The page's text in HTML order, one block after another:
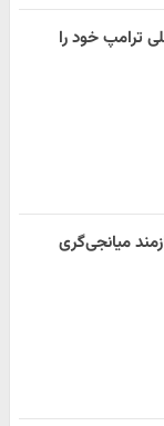
ترامپ خود را
میانجی‌گری